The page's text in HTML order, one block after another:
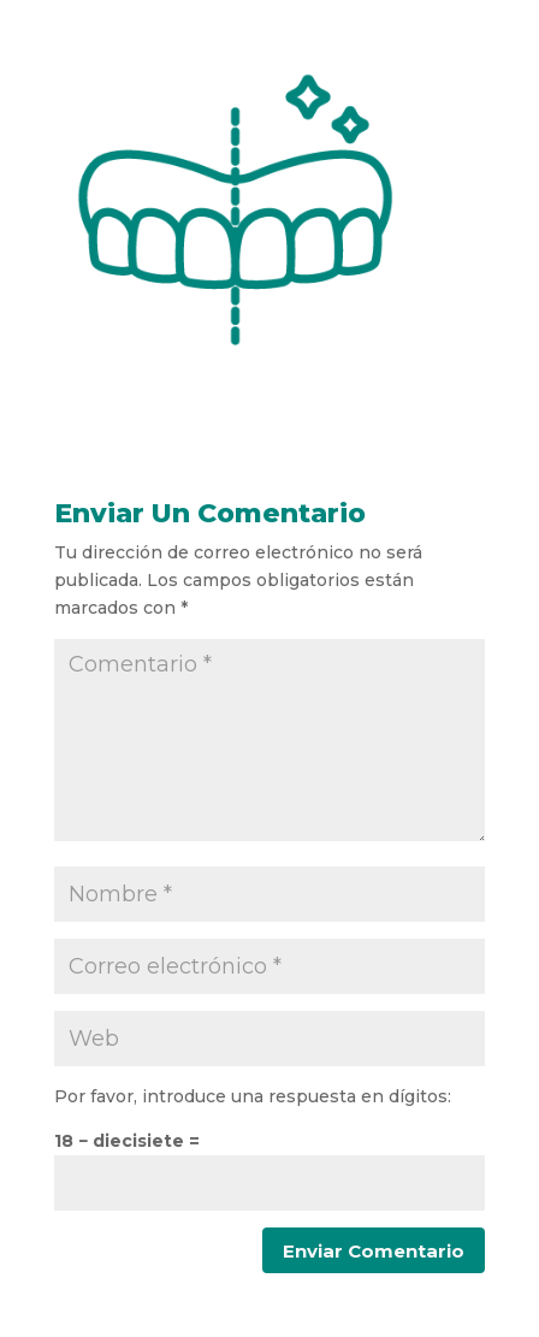
Enviar Un Comentario
Tu dirección de correo electrónico no será
publicada. Los campos obligatorios están
marcados con *
Por favor, introduce una respuesta en dígitos:
18 − diecisiete =